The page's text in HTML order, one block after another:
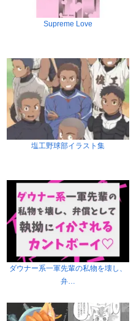
Supreme Love
塩工野球部イラスト集
ダウナー系一軍先輩の私物を壊し、
弁…